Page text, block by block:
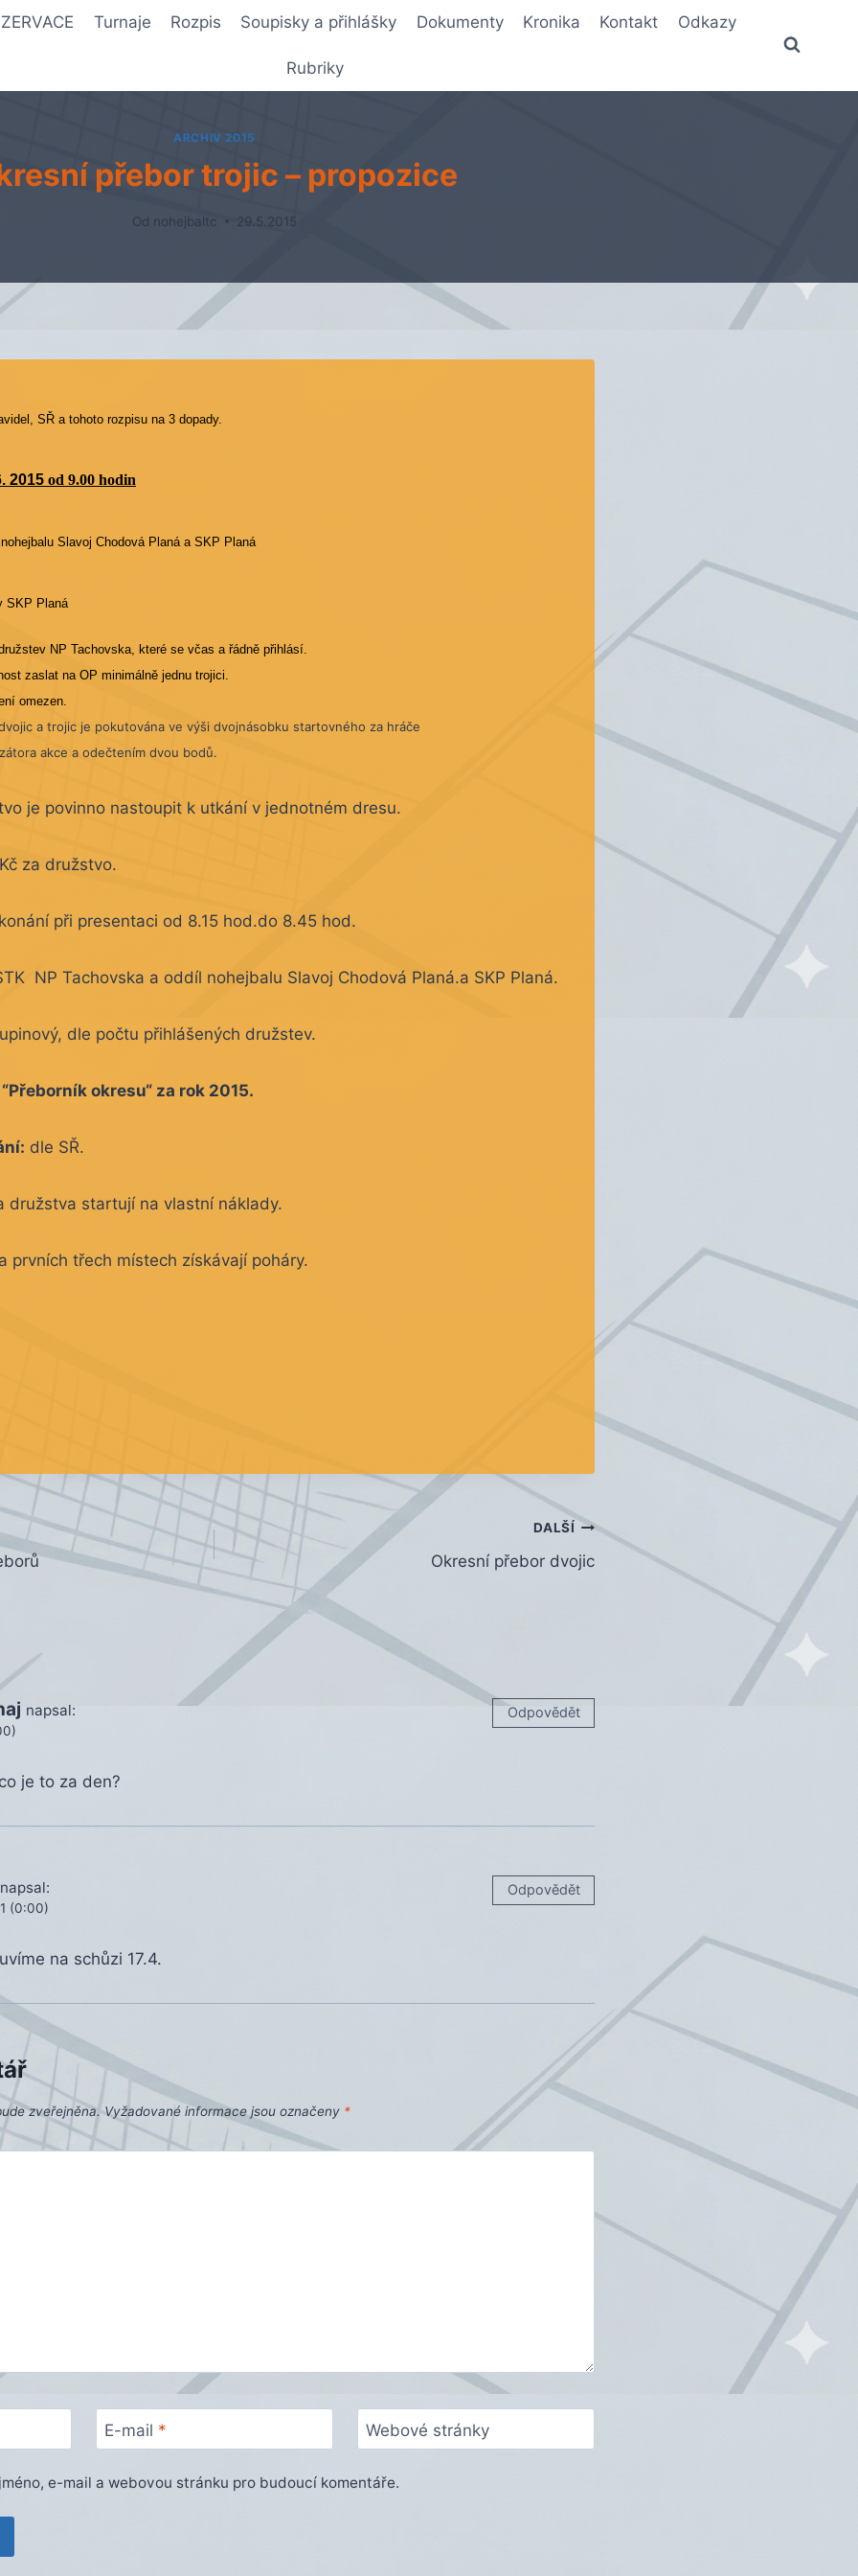
Turnaje Rozpis Soupisky a přihlášky Dokumenty Kronika Kontakt Odkazy
Rubriky
ARCHIV 2015
přebor trojic – propozice
Od nohejbaltc 29.5.2015
SŘ a tohoto rozpisu na 3 dopady.
2015 od 9.00 hodin
Slavoj Chodová Planá a SKP Planá
SKP Planá
NP Tachovska, které se včas a řádně přihlásí.
zaslat na OP minimálně jednu trojici.
omezen
a trojic je pokutována ve výši dvojnásobku startovného za hráče
akce a odečtením dvou bodů.
je povinno nastoupit k utkání v jednotném dresu.
za družstvo.
při presentaci od 8.15 hod.do 8.45 hod.
NP Tachovska a oddíl nohejbalu Slavoj Chodová Planá.a SKP Planá.
dle počtu přihlášených družstev.
okresu“ za rok 2015.
dle SŘ.
družstva startují na vlastní náklady.
prvních třech místech získávají poháry.
DALŠÍ
Okresní přebor dvojic
napsal:
je to za den?
Odpovědět
napsal:
(0:00)
na schůzi 17.4.
Odpovědět
zveřejněna. Vyžadované informace jsou označeny *
E-mail * Webové stránky
e-mail a webovou stránku pro budoucí komentáře.